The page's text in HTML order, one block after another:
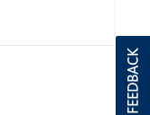
FEEDBACK